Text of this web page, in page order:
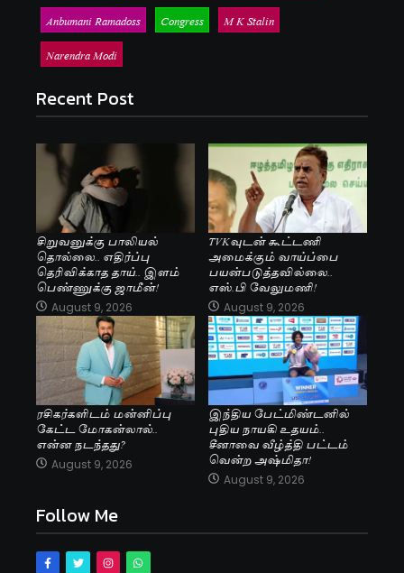
Anbumani Ramadoss
Congress
M K Stalin
Narendra Modi
Recent Post
சிறுவனுக்கு பாலியல்
தொல்லை.. எதிர்ப்பு
தெரிவிக்காத தாய்.. இளம்
பெண்ணுக்கு ஜாமீன்!
August 9, 2026
TVKவுடன் கூட்டணி
அமைக்கும் வாய்ப்பை
பயன்படுத்தவில்லை..
எஸ்.பி வேலுமணி!
August 9, 2026
ரசிகர்களிடம் மன்னிப்பு
கேட்ட மோகன்லால்..
என்ன நடந்தது?
August 9, 2026
இந்திய பேட்மிண்டனில்
புதிய நாயகி உதயம்..
சீனாவை வீழ்த்தி பட்டம்
வென்ற அஷ்மிதா!
August 9, 2026
Follow Me